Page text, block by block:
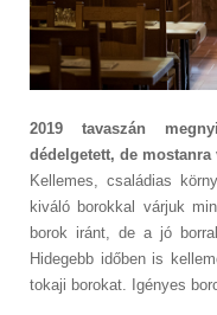
2019 tavaszán
dédelgetett, de
Kellemes, családias
kiváló borokkal várjuk
borok iránt, de a jó
Hidegebb időben is
tokaji borokat. Igényes